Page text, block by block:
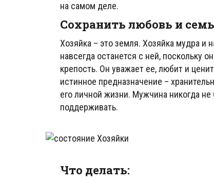
на самом деле.
Сохранить любовь и
Хозяйка – это земля. Хозяйка мудра
навсегда останется с ней, поскольку
крепость. Он уважает ее, любит и
истинное предназначение –
его личной жизни. Мужчина никогда
поддерживать.
Что делать: